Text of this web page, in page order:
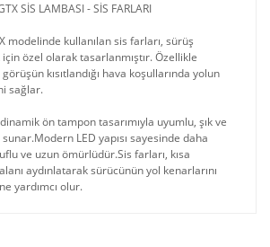
SİS LAMBASI - SİS FARLARI
modelinde kullanılan sis farları, sürüş
özel olarak tasarlanmıştır. Özellikle
kısıtlandığı hava koşullarında yolun
sağlar.
ön tampon tasarımıyla uyumlu, şık ve
LED yapısı sayesinde daha
ve uzun ömürlüdür.Sis farları, kısa
aydınlatarak sürücünün yol kenarlarını
yardımcı olur.